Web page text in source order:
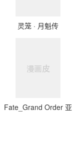
灵笼 · 月魁传
Fate_Grand Order 亚